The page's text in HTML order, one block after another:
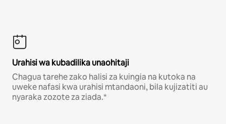
Urahisi wa kubadilika unaohitaji
Chagua tarehe zako halisi za kuingia na kutoka na
uweke nafasi kwa urahisi mtandaoni, bila kujizatiti au
nyaraka zozote za ziada.*